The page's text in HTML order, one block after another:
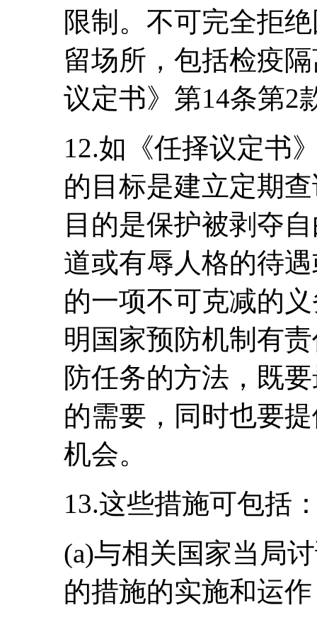
限制。不可完全拒
留场所，包括检疫
议定书》第14条第2
12.如《任择议定书
的目标是建立定期
目的是保护被剥夺
道或有辱人格的待
的一项不可克减的
明国家预防机制有
防任务的方法，既
的需要，同时也要
机会。
13.这些措施可包括
(a)与相关国家当局
的措施的实施和运